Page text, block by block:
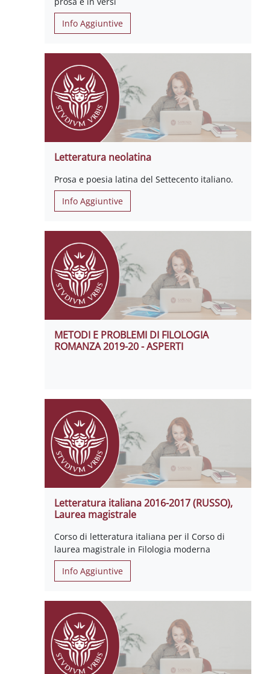
Info Aggiuntive
Letteratura neolatina
Prosa e poesia latina del Settecento italiano.
Info Aggiuntive
METODI E PROBLEMI DI FILOLOGIA
ROMANZA 2019-20 - ASPERTI
Letteratura italiana 2016-2017 (RUSSO),
Laurea magistrale
Corso di letteratura italiana per il Corso di
laurea magistrale in Filologia moderna
Info Aggiuntive